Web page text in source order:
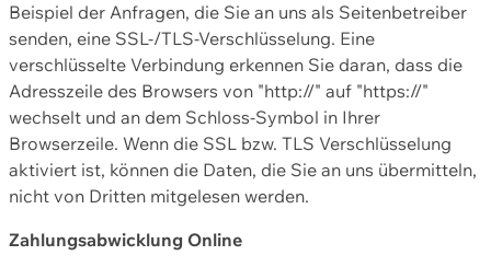
Beispiel der Anfragen, die Sie an uns als Seitenbetreiber
senden, eine SSL-/TLS-Verschlüsselung. Eine
verschlüsselte Verbindung erkennen Sie daran, dass die
Adresszeile des Browsers von "http://" auf "https://"
wechselt und an dem Schloss-Symbol in Ihrer
Browserzeile. Wenn die SSL bzw. TLS Verschlüsselung
aktiviert ist, können die Daten, die Sie an uns übermitteln,
nicht von Dritten mitgelesen werden.
Zahlungsabwicklung Online